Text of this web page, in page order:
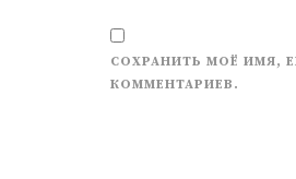
СОХРАНИТЬ МОЁ ИМЯ,
КОММЕНТАРИЕВ.